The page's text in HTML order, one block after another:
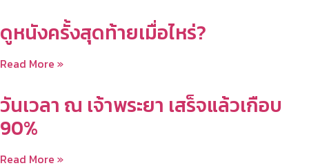
ดูหนังครั้งสุดท้ายเมื่อไหร่?
Read More »
วันเวลา ณ เจ้าพระยา เสร็จแล้วเกือบ
90%
Read More »